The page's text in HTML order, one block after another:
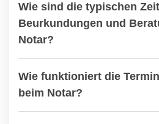
Wie sind die typischen
Beurkundungen und
Notar?
Wie funktioniert die
beim Notar?